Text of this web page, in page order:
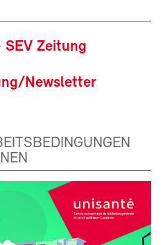
Zeitung
Newsletter